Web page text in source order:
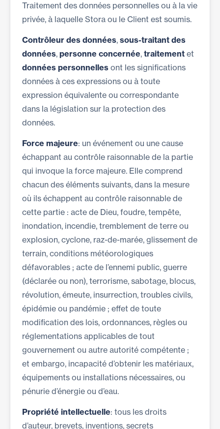
Traitement des données personnelles ou à la vie
privée, à laquelle Stora ou le Client est soumis.
Contrôleur des données, sous-traitant des
données, personne concernée, traitement et
données personnelles ont les significations
données à ces expressions ou à toute
expression équivalente ou correspondante
dans la législation sur la protection des
données.
Force majeure: un événement ou une cause
échappant au contrôle raisonnable de la partie
qui invoque la force majeure. Elle comprend
chacun des éléments suivants, dans la mesure
où ils échappent au contrôle raisonnable de
cette partie : acte de Dieu, foudre, tempête,
inondation, incendie, tremblement de terre ou
explosion, cyclone, raz-de-marée, glissement de
terrain, conditions météorologiques
défavorables ; acte de l’ennemi public, guerre
(déclarée ou non), terrorisme, sabotage, blocus,
révolution, émeute, insurrection, troubles civils,
épidémie ou pandémie ; effet de toute
modification des lois, ordonnances, règles ou
réglementations applicables de tout
gouvernement ou autre autorité compétente ;
et embargo, incapacité d’obtenir les matériaux,
équipements ou installations nécessaires, ou
pénurie d’énergie ou d’eau.
Propriété intellectuelle: tous les droits
d’auteur, brevets, inventions, secrets